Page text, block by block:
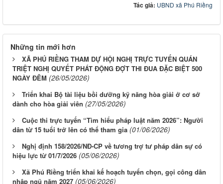
Tác giả: UBND xã Phú Riềng
Những tin mới hơn
XÃ PHÚ RIỀNG THAM DỰ HỘI NGHỊ TRỰC TUYẾN QUÁN
TRIỆT NGHỊ QUYẾT PHÁT ĐỘNG ĐỢT THI ĐUA ĐẶC BIỆT 500
NGÀY ĐÊM (26/05/2026)
Triển khai Bộ tài liệu bồi dưỡng kỹ năng hòa giải ở cơ sở
dành cho hòa giải viên (27/05/2026)
Cuộc thi trực tuyến “Tìm hiểu pháp luật năm 2026”: Người
dân từ 15 tuổi trở lên có thể tham gia (01/06/2026)
Nghị định 158/2026/NĐ-CP về tương trợ tư pháp dân sự có
hiệu lực từ 01/7/2026 (05/06/2026)
Xã Phú Riềng triển khai kế hoạch tuyển chọn, gọi công dân
nhập ngũ năm 2027 (05/06/2026)